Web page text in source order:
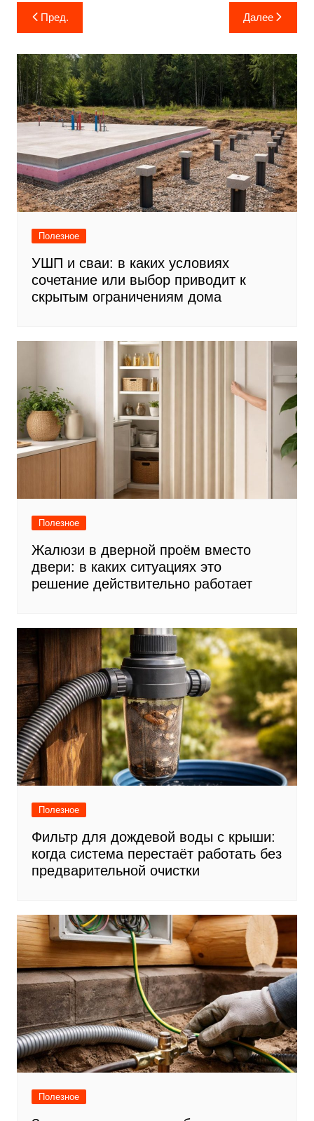
Навигация
по
записям
Пред. Далее
Полезное
УШП и сваи: в каких условиях
сочетание или выбор приводит к
скрытым ограничениям дома
Полезное
Жалюзи в дверной проём вместо
двери: в каких ситуациях это
решение действительно работает
Полезное
Фильтр для дождевой воды с крыши:
когда система перестаёт работать без
предварительной очистки
Полезное